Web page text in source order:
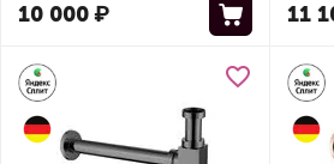
10 000₽ 11